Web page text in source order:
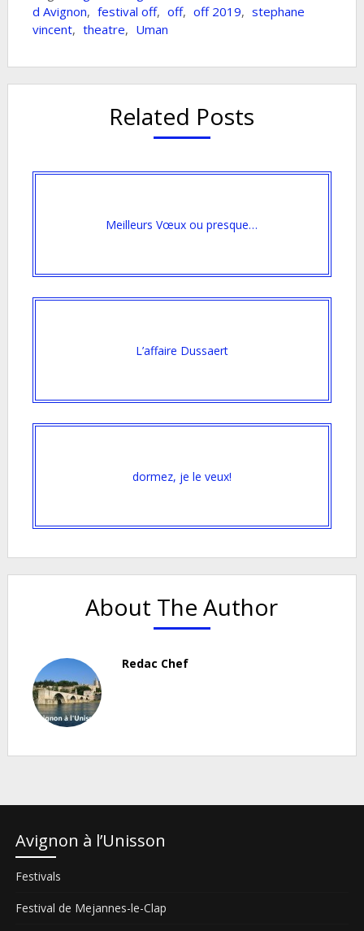
d Avignon, festival off, off, off 2019, stephane
vincent, theatre, Uman
Related Posts
Meilleurs Vœux ou presque…
L’affaire Dussaert
dormez, je le veux!
About The Author
Redac Chef
Avignon à l’Unisson
Festivals
Festival de Mejannes-le-Clap